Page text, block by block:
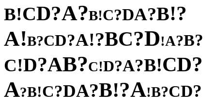
B!CD?A?B!C?DA?B!?
A!B?CD?A!?BC?D!A?B?
C!D?AB?C!D?A?B!CD?
A?B!C?DA?B!?A!B?CD?